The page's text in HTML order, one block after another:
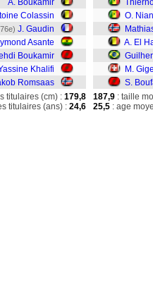
A. Boukamir
Colassin
J. Gaudin
Asante
Boukamir
Khalifi
Romsaas
O.
A. El
M.
S.
titulaires (cm) : 179,8
titulaires (ans) : 24,6
187,9 : taille
25,5 : age